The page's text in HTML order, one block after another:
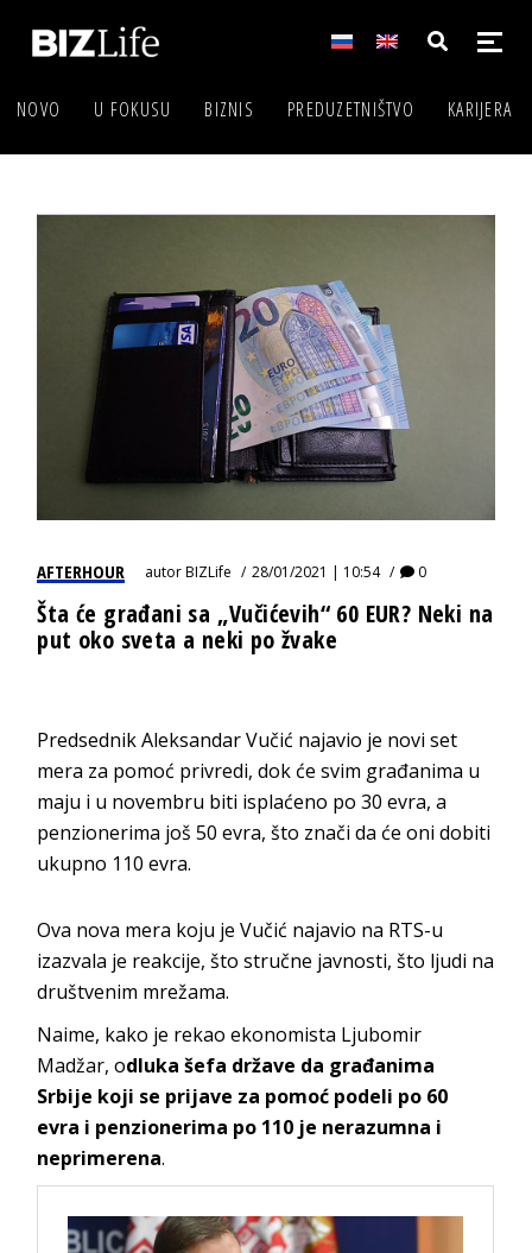
NOVO U FOKUSU BIZNIS PREDUZETNIŠTVO KARIJERA
AFTERHOUR autorBIZLife 28/01/2021 | 10:54 0
Šta će građani sa „Vučićevih“ 60 EUR? Neki na
put oko sveta a neki po žvake
Predsednik Aleksandar Vučić najavio je novi set
mera za pomoć privredi, dok će svim građanima u
maju i u novembru biti isplaćeno po 30 evra, a
penzionerima još 50 evra, što znači da će oni dobiti
ukupno 110 evra.
Ova nova mera koju je Vučić najavio na RTS-u
izazvala je reakcije, što stručne javnosti, što ljudi na
društvenim mrežama.
Naime, kako je rekao ekonomista Ljubomir
Madžar, odluka šefa države da građanima
Srbije koji se prijave za pomoć podeli po 60
evra i penzionerima po 110 je nerazumna i
neprimerena.